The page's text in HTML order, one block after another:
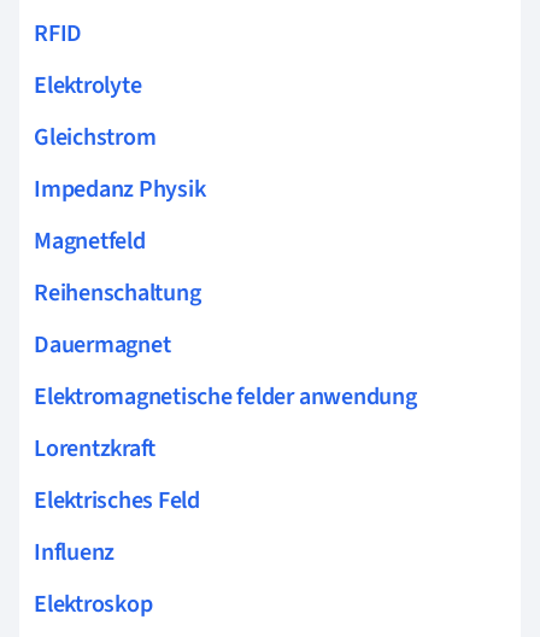
RFID
Elektrolyte
Gleichstrom
Impedanz Physik
Magnetfeld
Reihenschaltung
Dauermagnet
Elektromagnetische felder anwendung
Lorentzkraft
Elektrisches Feld
Influenz
Elektroskop